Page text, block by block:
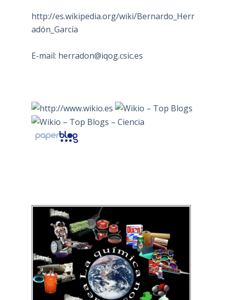
http://es.wikipedia.org/wiki/Bernardo_Herr
adón_García
E-mail: herradon@iqog.csic.es